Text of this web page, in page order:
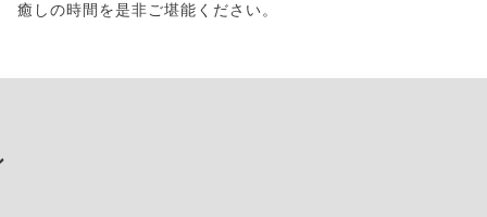
癒しの時間を是非ご堪能ください。